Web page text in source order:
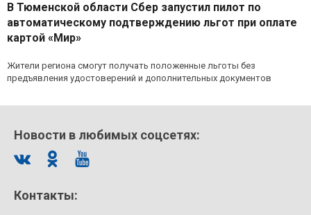
В Тюменской области Сбер запустил пилот по
автоматическому подтверждению льгот при оплате
картой «Мир»
Жители региона смогут получать положенные льготы без
предъявления удостоверений и дополнительных документов
Новости в любимых соцсетях:
Контакты: